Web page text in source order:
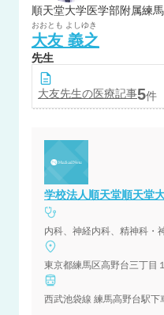
順天堂大学医学部附属練
おおとも よしゆき
大友 義之
先生
大友先生の医療記事5件
学校法人順天堂順天堂
東京都練馬区高野台三丁目
西武池袋線 練馬高野台駅下